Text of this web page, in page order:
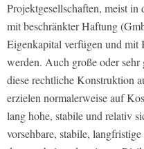
Projektgesellschaften, meist
mit beschränkter Haftung
Eigenkapital verfügen und
werden. Auch große oder
diese rechtliche Konstruktion
erzielen normalerweise auf
lang hohe, stabile und relativ
vorsehbare, stabile,